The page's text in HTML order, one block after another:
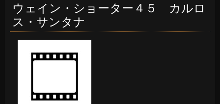
ウェイン・ショーター４５ カルロ
ス・サンタナ